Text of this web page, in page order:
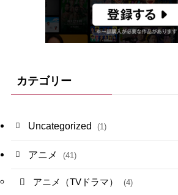
カテゴリー
Uncategorized (1)
アニメ (41)
アニメ（TVドラマ） (4)